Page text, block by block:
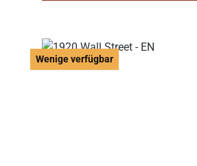
Wenige verfügbar